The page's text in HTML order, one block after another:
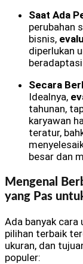
Saat Ada
perubahan
bisnis,
diperlukan
Secara
Idealnya,
tahunan,
karyawan
teratur,
besar dan
Mengenal
yang Pas
Ada banyak cara
pilihan terbaik
ukuran, dan
populer: